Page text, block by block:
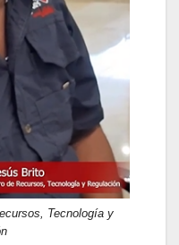
Tecnología y